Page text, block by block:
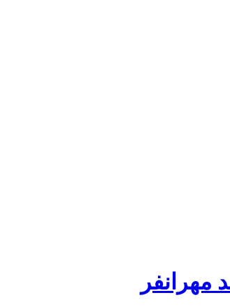
مهرانفر